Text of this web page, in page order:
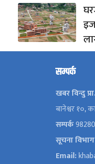
सम्पर्क
खबर विन्दु
बानेश्वर १०,
सम्पर्क
सूचना विभाग
Email: